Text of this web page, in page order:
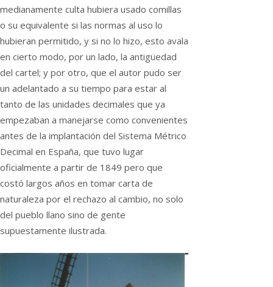
medianamente culta hubiera usado comillas
o su equivalente si las normas al uso lo
hubieran permitido, y si no lo hizo, esto avala
en cierto modo, por un lado, la antigüedad
del cartel; y por otro, que el autor pudo ser
un adelantado a su tiempo para estar al
tanto de las unidades decimales que ya
empezaban a manejarse como convenientes
antes de la implantación del Sistema Métrico
Decimal en España, que tuvo lugar
oficialmente a partir de 1849 pero que
costó largos años en tomar carta de
naturaleza por el rechazo al cambio, no solo
del pueblo llano sino de gente
supuestamente ilustrada.